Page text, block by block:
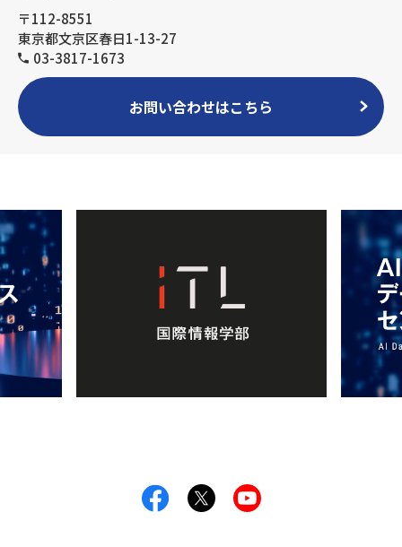
〒112-8551
東京都文京区春日1-13-27
03-3817-1673
お問い合わせはこちら